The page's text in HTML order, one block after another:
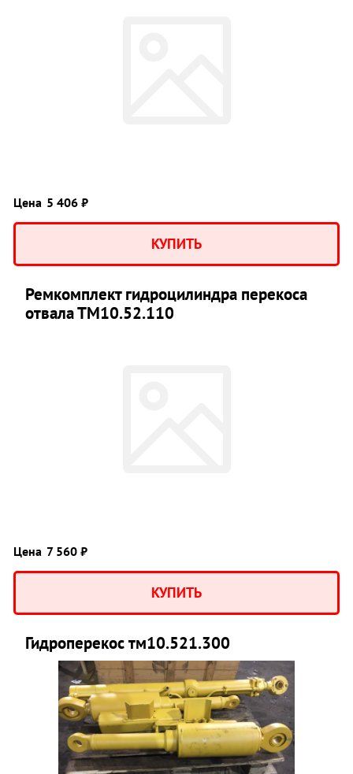
Цена 5 406 ₽
КУПИТЬ
Ремкомплект гидроцилиндра перекоса
отвала ТМ10.52.110
Цена 7 560 ₽
КУПИТЬ
Гидроперекос тм10.521.300